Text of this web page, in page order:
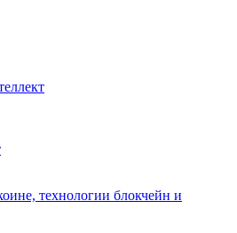
технологии блокчейн и